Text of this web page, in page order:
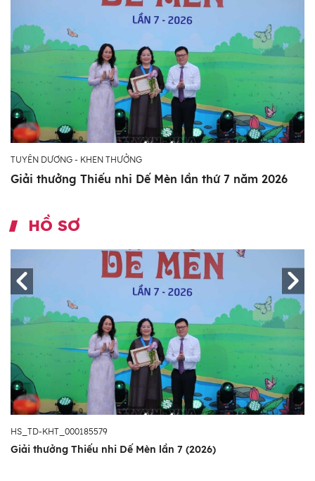
TUYÊN DƯƠNG - KHEN THƯỞNG
Giải thưởng Thiếu nhi Dế Mèn lần thứ 7 năm 2026
HỒ SƠ
HS_TD-KHT_000185579
Giải thưởng Thiếu nhi Dế Mèn lần 7 (2026)